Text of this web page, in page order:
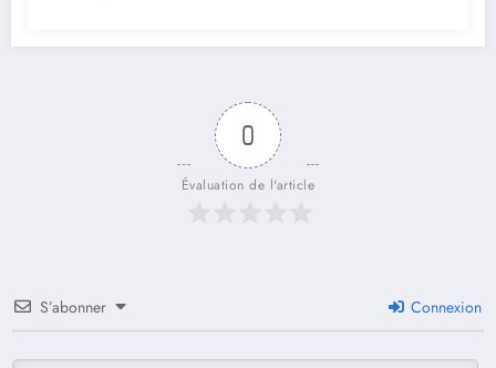
0
Évaluation de l'article
S’abonner Connexion